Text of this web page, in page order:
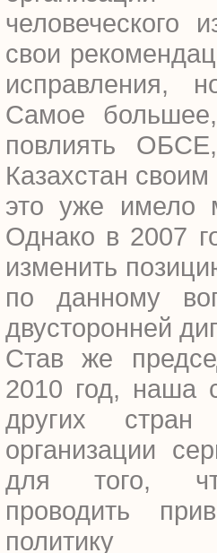
человеческого
свои
исправления,
Самое
повлиять
Казахстан
это уже имело
Однако в 2007
изменить
по данному
двусторонней
Став же
2010 год, наша
других
организации
для того,
проводить
политику